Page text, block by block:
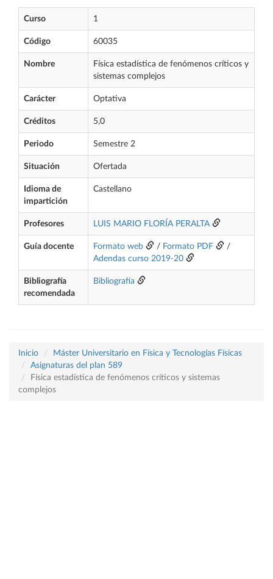
Curso 1
Código 60035
Nombre
Física estadística de fenómenos críticos y
sistemas complejos
Carácter Optativa
Créditos 5,0
Periodo Semestre 2
Situación Ofertada
Idioma de
impartición
Castellano
Profesores LUIS MARIO FLORÍA PERALTA
Guía docente Formato web / Formato PDF
/
Adendas curso 2019-20
Bibliografía
recomendada
Bibliografía
Inicio
Máster Universitario en Física y Tecnologías Físicas
Asignaturas del plan 589
Física estadística de fenómenos críticos y sistemas
complejos